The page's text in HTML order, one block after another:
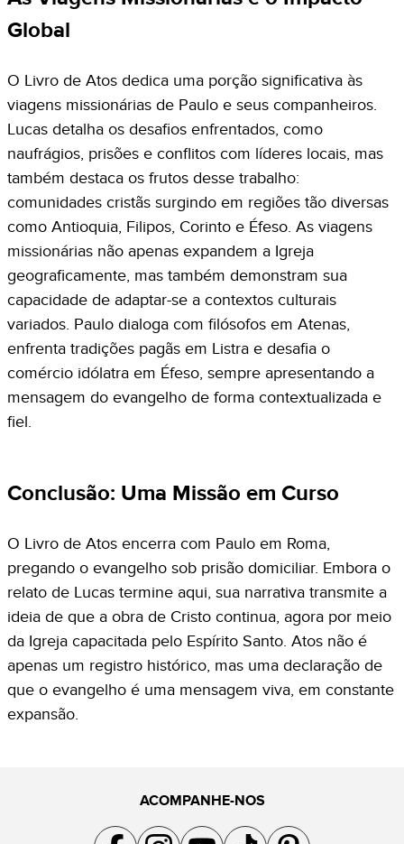
Global
O Livro de Atos dedica uma porção significativa às
viagens missionárias de Paulo e seus companheiros.
Lucas detalha os desafios enfrentados, como
naufrágios, prisões e conflitos com líderes locais, mas
também destaca os frutos desse trabalho:
comunidades cristãs surgindo em regiões tão diversas
como Antioquia, Filipos, Corinto e Éfeso. As viagens
missionárias não apenas expandem a Igreja
geograficamente, mas também demonstram sua
capacidade de adaptar-se a contextos culturais
variados. Paulo dialoga com filósofos em Atenas,
enfrenta tradições pagãs em Listra e desafia o
comércio idólatra em Éfeso, sempre apresentando a
mensagem do evangelho de forma contextualizada e
fiel.
Conclusão: Uma Missão em Curso
O Livro de Atos encerra com Paulo em Roma,
pregando o evangelho sob prisão domiciliar. Embora o
relato de Lucas termine aqui, sua narrativa transmite a
ideia de que a obra de Cristo continua, agora por meio
da Igreja capacitada pelo Espírito Santo. Atos não é
apenas um registro histórico, mas uma declaração de
que o evangelho é uma mensagem viva, em constante
expansão.
ACOMPANHE-NOS
Acompanhe a gente no Facebook
Acompanhe a gente no Instagram
Acompanhe a gente no YouTube
Acompanhe a gente no TikTok
Acompanhe a gente no